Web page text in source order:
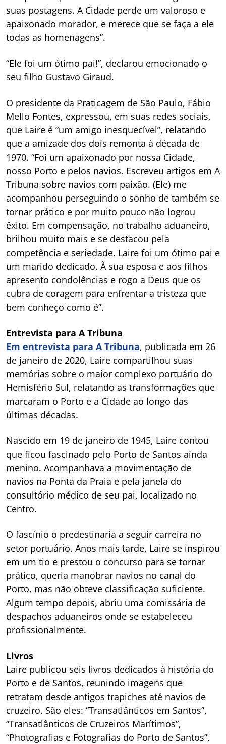
suas postagens. A Cidade perde um valoroso e
apaixonado morador, e merece que se faça a ele
todas as homenagens”.
“Ele foi um ótimo pai!”, declarou emocionado o
seu filho Gustavo Giraud.
O presidente da Praticagem de São Paulo, Fábio
Mello Fontes, expressou, em suas redes sociais,
que Laire é “um amigo inesquecível”, relatando
que a amizade dos dois remonta à década de
1970. “Foi um apaixonado por nossa Cidade,
nosso Porto e pelos navios. Escreveu artigos em A
Tribuna sobre navios com paixão. (Ele) me
acompanhou perseguindo o sonho de também se
tornar prático e por muito pouco não logrou
êxito. Em compensação, no trabalho aduaneiro,
brilhou muito mais e se destacou pela
competência e seriedade. Laire foi um ótimo pai e
um marido dedicado. À sua esposa e aos filhos
apresento condolências e rogo a Deus que os
cubra de coragem para enfrentar a tristeza que
bem conheço como é”.
Entrevista para A Tribuna
Em entrevista para A Tribuna, publicada em 26
de janeiro de 2020, Laire compartilhou suas
memórias sobre o maior complexo portuário do
Hemisfério Sul, relatando as transformações que
marcaram o Porto e a Cidade ao longo das
últimas décadas.
Nascido em 19 de janeiro de 1945, Laire contou
que ficou fascinado pelo Porto de Santos ainda
menino. Acompanhava a movimentação de
navios na Ponta da Praia e pela janela do
consultório médico de seu pai, localizado no
Centro.
O fascínio o predestinaria a seguir carreira no
setor portuário. Anos mais tarde, Laire se inspirou
em um tio e prestou o concurso para se tornar
prático, queria manobrar navios no canal do
Porto, mas não obteve classificação suficiente.
Algum tempo depois, abriu uma comissária de
despachos aduaneiros onde se estabeleceu
profissionalmente.
Livros
Laire publicou seis livros dedicados à história do
Porto e de Santos, reunindo imagens que
retratam desde antigos trapiches até navios de
cruzeiro. São eles: “Transatlânticos em Santos”,
“Transatlânticos de Cruzeiros Marítimos”,
“Photografias e Fotografias do Porto de Santos”,